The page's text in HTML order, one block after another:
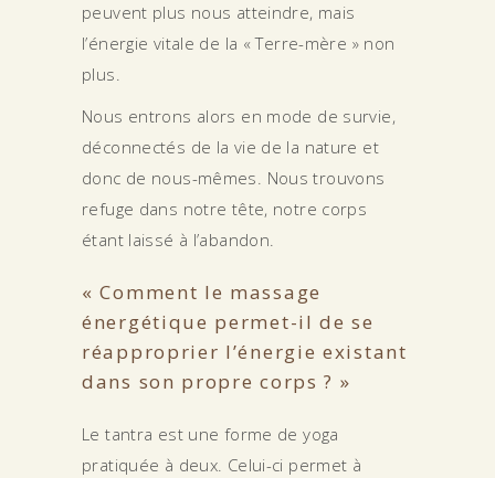
peuvent plus nous atteindre, mais
l’énergie vitale de la « Terre-mère » non
plus.
Nous entrons alors en mode de survie,
déconnectés de la vie de la nature et
donc de nous-mêmes. Nous trouvons
refuge dans notre tête, notre corps
étant laissé à l’abandon.
« Comment le massage
énergétique permet-il de se
réapproprier l’énergie existant
dans son propre corps ? »
Le tantra est une forme de yoga
pratiquée à deux. Celui-ci permet à